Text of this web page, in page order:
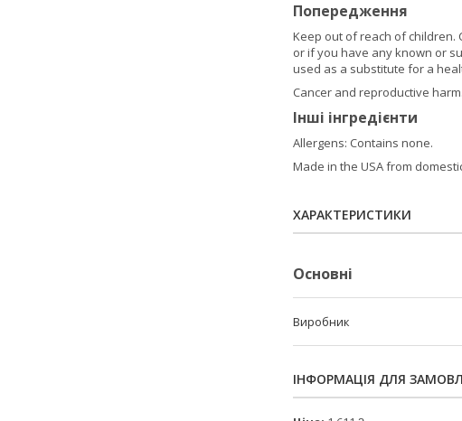
Попередження
Keep out of reach of
or if you have any known or
used as a substitute for a
Cancer and reproductive
Інші інгредієнти
Allergens: Contains none.
Made in the USA from
ХАРАКТЕРИСТИКИ
Основні
Виробник
ІНФОРМАЦІЯ ДЛЯ